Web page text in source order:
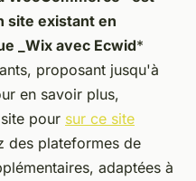
site existant en
_Wix avec Ecwid*
proposant jusqu'à
en savoir plus,
pour sur ce site
des plateformes de
adaptées à